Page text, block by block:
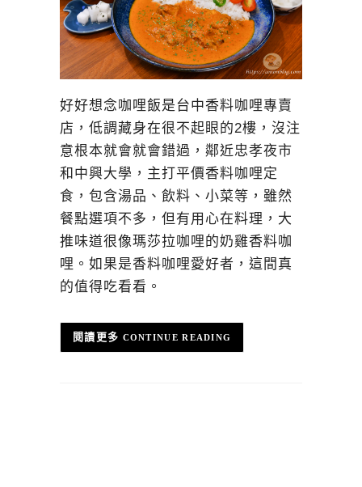
好好想念咖哩飯是台中香料咖哩專賣
店，低調藏身在很不起眼的2樓，沒注
意根本就會就會錯過，鄰近忠孝夜市
和中興大學，主打平價香料咖哩定
食，包含湯品、飲料、小菜等，雖然
餐點選項不多，但有用心在料理，大
推味道很像瑪莎拉咖哩的奶雞香料咖
哩。如果是香料咖哩愛好者，這間真
的值得吃看看。
CONTINUE READING